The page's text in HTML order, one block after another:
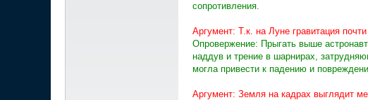
сопротивления.
Аргумент: Т.к. на Луне гравитация
Опровержение: Прыгать выше
наддув и трение в шарнирах,
могла привести к падению и
Аргумент: Земля на кадрах выглядит